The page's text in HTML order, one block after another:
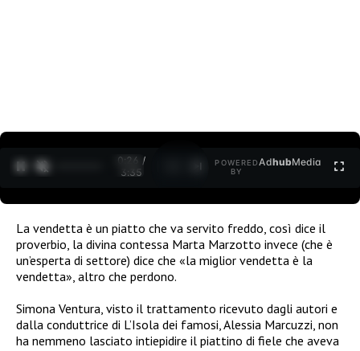
0:27 /
3:35
POWERED
BY
AdhubMedia
La vendetta è un piatto che va servito freddo, così dice il
proverbio, la divina contessa Marta Marzotto invece (che è
un’esperta di settore) dice che «la miglior vendetta è la
vendetta», altro che perdono.
Simona Ventura, visto il trattamento ricevuto dagli autori e
dalla conduttrice di L’Isola dei famosi, Alessia Marcuzzi, non
ha nemmeno lasciato intiepidire il piattino di fiele che aveva